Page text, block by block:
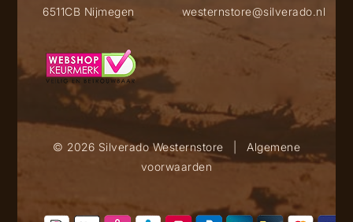
6511CB Nijmegen
westernstore@silverado.nl
© 2026 Silverado Westernstore
Algemene
voorwaarden